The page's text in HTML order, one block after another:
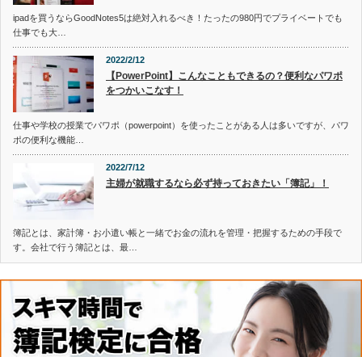
ipadを買うならGoodNotes5は絶対入れるべき！たったの980円でプライベートでも
仕事でも大…
2022/2/12
【PowerPoint】こんなこともできるの？便利なパワポ
をつかいこなす！
仕事や学校の授業でパワポ（powerpoint）を使ったことがある人は多いですが、パワ
ポの便利な機能…
2022/7/12
主婦が就職するなら必ず持っておきたい「簿記」！
簿記とは、家計簿・お小遣い帳と一緒でお金の流れを管理・把握するための手段で
す。会社で行う簿記とは、最…